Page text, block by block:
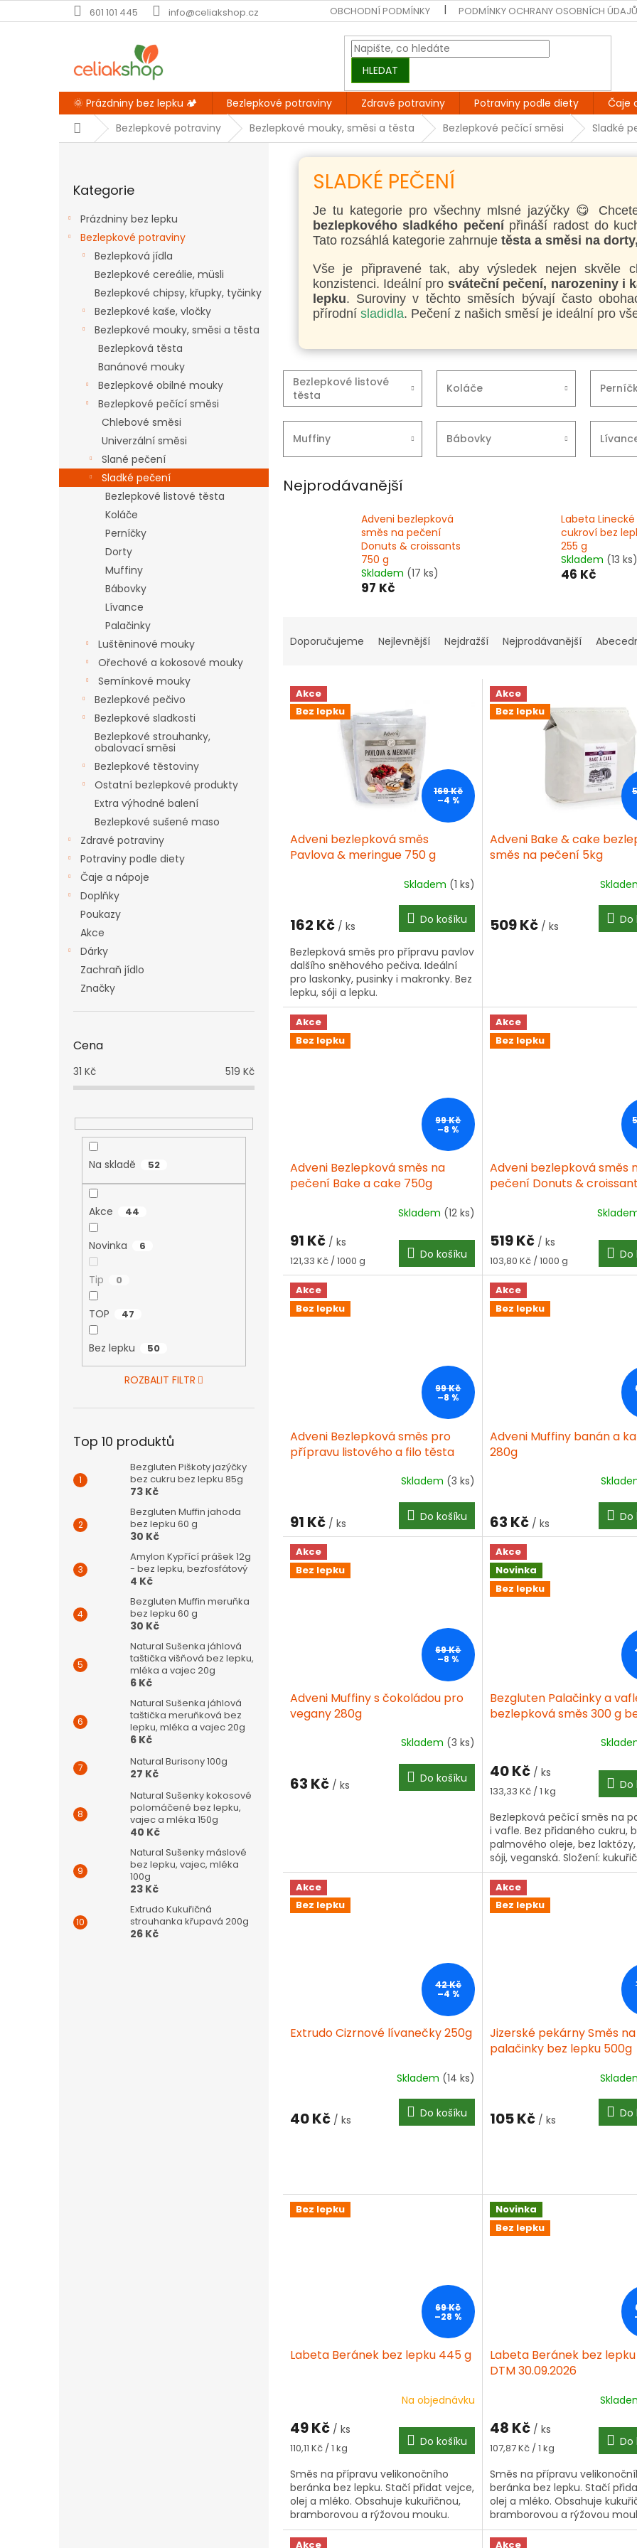
na
601 101 445 info@celiakshop.cz OBCHODNÍ PODMÍNKY PODMÍNKY OCHRANY OSOBNÍCH ÚDAJŮ
HLEDAT
🌞 Prázdniny bez lepku 🏕️ Bezlepkové potraviny Zdravé potraviny Potraviny podle diety Čaje
DomůBezlepkové potraviny Bezlepkové mouky, směsi a těsta Bezlepkové pečící směsi Sladké
kategorie
Kategorie
Prázdniny bez lepku
Bezlepkové potraviny
Bezlepková jídla
Bezlepkové cereálie, müsli
Bezlepkové chipsy, křupky, tyčinky
Bezlepkové kaše, vločky
Bezlepkové mouky, směsi a těsta
Bezlepková těsta
Banánové mouky
Bezlepkové obilné mouky
Bezlepkové pečící směsi
Chlebové směsi
Univerzální směsi
Slané pečení
Sladké pečení
Bezlepkové listové těsta
Koláče
Perníčky
Dorty
Muffiny
Bábovky
Lívance
Palačinky
Luštěninové mouky
Ořechové a kokosové mouky
Semínkové mouky
Bezlepkové pečivo
Bezlepkové sladkosti
Bezlepkové strouhanky,
obalovací směsi
Bezlepkové těstoviny
Ostatní bezlepkové produkty
Extra výhodné balení
Bezlepkové sušené maso
Zdravé potraviny
Potraviny podle diety
Čaje a nápoje
Doplňky
Poukazy
Akce
Dárky
Zachraň jídlo
Značky
Cena
31 Kč 519 Kč
Na skladě 52
Akce 44
Novinka 6
Tip 0
TOP 47
Bez lepku 50
ROZBALIT FILTR
Top 10 produktů
Bezgluten Piškoty jazýčky
bez cukru bez lepku 85g
73 Kč
Bezgluten Muffin jahoda
bez lepku 60 g
30 Kč
Amylon Kypřící prášek 12g
- bez lepku, bezfosfátový
4 Kč
Bezgluten Muffin meruňka
bez lepku 60 g
30 Kč
Natural Sušenka jáhlová
taštička višňová bez lepku,
mléka a vajec 20g
6 Kč
Natural Sušenka jáhlová
taštička meruňková bez
lepku, mléka a vajec 20g
6 Kč
Natural Burisony 100g
27 Kč
Natural Sušenky kokosové
polomáčené bez lepku,
vajec a mléka 150g
40 Kč
Natural Sušenky máslové
bez lepku, vajec, mléka
100g
23 Kč
Extrudo Kukuřičná
strouhanka křupavá 200g
26 Kč
SLADKÉ PEČENÍ
Je tu kategorie pro všechny mlsné jazýčky 😋
bezlepkového sladkého pečenípřináší radost do
Tato rozsáhlá kategorie zahrnuje těsta a směsi na dorty,
Vše je připravené tak, aby výsledek nejen skvěle
konzistenci. Ideální pro sváteční pečení, narozeniny i
lepku. Suroviny v těchto směsích bývají často
přírodní sladidla. Pečení z našich směsí je ideální pro
Bezlepkové listové
těsta
Koláče
Muffiny Bábovky
Nejprodávanější
Adveni bezlepková
směs na pečení
Donuts & croissants
750 g
Skladem (17 ks)
97 Kč
Labeta Linecké
cukroví bez
255 g
Skladem (13 ks)
46 Kč
a
n
p
Doporučujeme Nejlevnější Nejdražší Nejprodávanější
V
p
Akce
Bez lepku
169 Kč
–4 %
Adveni bezlepková směs
Pavlova & meringue 750 g
je
z
5
hvězdiček.
Skladem (1 ks)
162 Kč / ks Do košíku
Bezlepková směs pro přípravu pavlov
dalšího sněhového pečiva. Ideální
pro laskonky, pusinky i makronky. Bez
lepku, sóji a lepku.
Akce
Bez lepku
Adveni Bake & cake
směs na pečení 5kg
je
509 Kč / ks Do
Akce
Bez lepku
99 Kč
–8 %
Adveni Bezlepková směs na
pečení Bake a cake 750g
produktu
je
3,7
z
5
hvězdiček.
Skladem (12 ks)
91 Kč / ks
Měrná
cena:
121,33 Kč / 1000 g Do košíku
Akce
Bez lepku
Adveni bezlepková směs
pečení Donuts &
produktu
je
4,5
z
5
hvězdiček.
519 Kč / ks
Měrná
cena:
103,80 Kč / 1000 g Do
Akce
Bez lepku
99 Kč
–8 %
Adveni Bezlepková směs pro
přípravu listového a filo těsta
Skladem (3 ks)
91 Kč / ks Do košíku
Akce
Bez lepku
Adveni Muffiny banán a
280g
63 Kč / ks Do
Akce
Bez lepku
69 Kč
–8 %
Adveni Muffiny s čokoládou pro
vegany 280g
Skladem (3 ks)
63 Kč / ks Do košíku
Akce
Novinka
Bez lepku
Bezgluten Palačinky a
bezlepková směs 300 g
40 Kč / ks
Měrná
133,33 Kč / 1 kg Do
Bezlepková pečící směs na
i vafle. Bez přidaného cukru,
palmového oleje, bez
sóji, veganská. Složení:
bramborový škrob, kukuřičná
Akce
Bez lepku
42 Kč
–4 %
Extrudo Cizrnové lívanečky 250g
Skladem (14 ks)
40 Kč / ks Do košíku
Akce
Bez lepku
Jizerské pekárny Směs na
palačinky bez lepku 500g
105 Kč / ks Do
Bez lepku
69 Kč
–28 %
Labeta Beránek bez lepku 445 g
Na objednávku
49 Kč / ks
Měrná
110,11 Kč / 1 kg Do košíku
Směs na přípravu velikonočního
beránka bez lepku. Stačí přidat vejce,
olej a mléko. Obsahuje kukuřičnou,
bramborovou a rýžovou mouku.
Novinka
Bez lepku
Labeta Beránek bez
DTM 30.09.2026
48 Kč / ks
Měrná
107,87 Kč / 1 kg Do
Směs na přípravu
beránka bez lepku. Stačí
olej a mléko. Obsahuje
bramborovou a rýžovou
Akce Akce